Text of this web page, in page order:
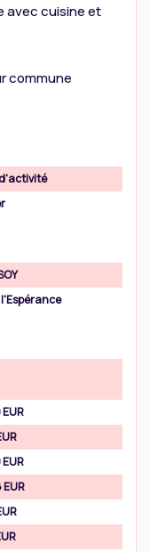
avec cuisine et
commune
EUR